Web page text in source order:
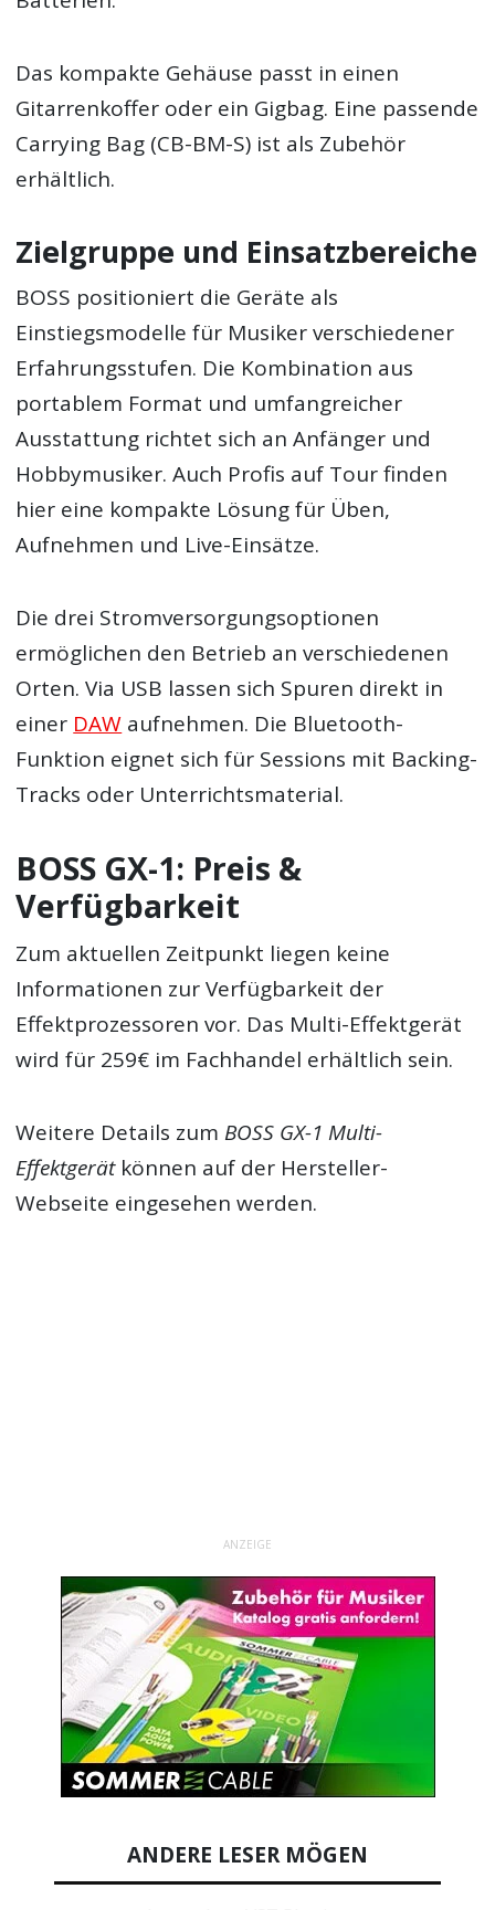
Das kompakte Gehäuse passt in einen
Gitarrenkoffer oder ein Gigbag. Eine passende
Carrying Bag (CB-BM-S) ist als Zubehör
erhältlich.
Zielgruppe und Einsatzbereiche
BOSS positioniert die Geräte als
Einstiegsmodelle für Musiker verschiedener
Erfahrungsstufen. Die Kombination aus
portablem Format und umfangreicher
Ausstattung richtet sich an Anfänger und
Hobbymusiker. Auch Profis auf Tour finden
hier eine kompakte Lösung für Üben,
Aufnehmen und Live-Einsätze.
Die drei Stromversorgungsoptionen
ermöglichen den Betrieb an verschiedenen
Orten. Via USB lassen sich Spuren direkt in
einer DAW aufnehmen. Die Bluetooth-
Funktion eignet sich für Sessions mit Backing-
Tracks oder Unterrichtsmaterial.
BOSS GX-1: Preis &
Verfügbarkeit
Zum aktuellen Zeitpunkt liegen keine
Informationen zur Verfügbarkeit der
Effektprozessoren vor. Das Multi-Effektgerät
wird für 259€ im Fachhandel erhältlich sein.
Weitere Details zum BOSS GX-1 Multi-
Effektgerätkönnen auf der Hersteller-
Webseite eingesehen werden.
ANZEIGE
ANDERE LESER MÖGEN